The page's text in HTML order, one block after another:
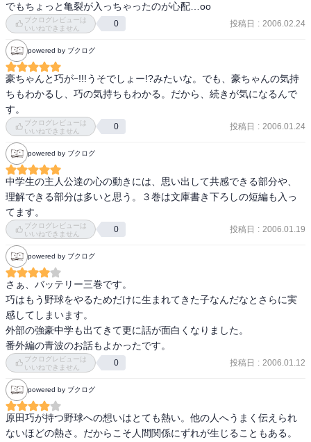
でもちょっと亀裂が入っちゃったのが心配…oo
ブクログレビューは
いいねできません
0 投稿日 : 2006.02.24
powered by ブクログ
豪ちゃんと巧がｰ!!!うそでしょー!?みたいな。でも、豪ちゃんの気持
ちもわかるし、巧の気持ちもわかる。だから、続きが気になるんで
す。
ブクログレビューは
いいねできません
0 投稿日 : 2006.01.24
powered by ブクログ
中学生の主人公達の心の動きには、思い出して共感できる部分や、
理解できる部分は多いと思う。３巻は文庫書き下ろしの短編も入っ
てます。
ブクログレビューは
いいねできません
0 投稿日 : 2006.01.19
powered by ブクログ
さぁ、バッテリー三巻です。
巧はもう野球をやるためだけに生まれてきた子なんだなとさらに実
感してしまいます。
外部の強豪中学も出てきて更に話が面白くなりました。
番外編の青波のお話もよかったです。
ブクログレビューは
いいねできません
0 投稿日 : 2006.01.12
powered by ブクログ
原田巧が持つ野球への想いはとても熱い。他の人へうまく伝えられ
ないほどの熱さ。だからこそ人間関係にずれが生じることもある。